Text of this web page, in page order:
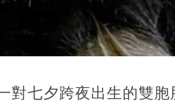
對七夕跨夜出生的雙